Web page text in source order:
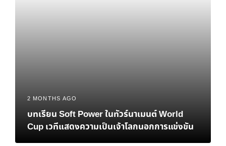
2 MONTHS AGO
บทเรียน Soft Power ในทัวร์นาเมนต์ World
Cup เวทีแสดงความเป็นเจ้าโลกนอกการแข่งขัน